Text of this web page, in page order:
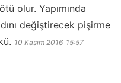
olur. Yapımında
değiştirecek pişirme
10 Kasım 2016 15:57